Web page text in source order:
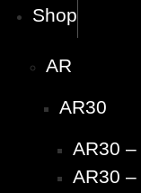
Shop
AR
AR30
AR30
AR30